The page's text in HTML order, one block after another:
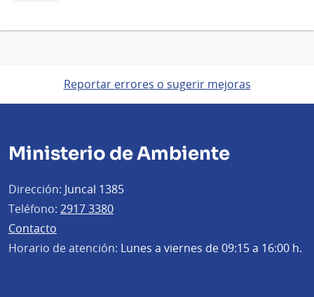
Reportar errores o sugerir mejoras
Ministerio de Ambiente
Dirección: Juncal 1385
Teléfono: 2917 3380
Contacto
Horario de atención: Lunes a viernes de 09:15 a 16:00 h.